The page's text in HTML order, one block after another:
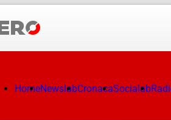
HomeNewslabCronacaSocialab